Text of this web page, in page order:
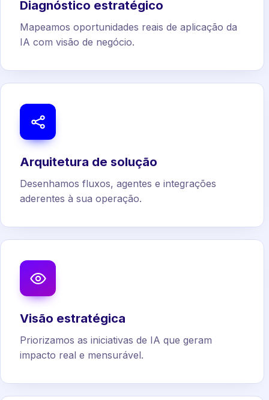
Diagnóstico estratégico
Mapeamos oportunidades reais de aplicação da
IA com visão de negócio.
Arquitetura de solução
Desenhamos fluxos, agentes e integrações
aderentes à sua operação.
Visão estratégica
Priorizamos as iniciativas de IA que geram
impacto real e mensurável.